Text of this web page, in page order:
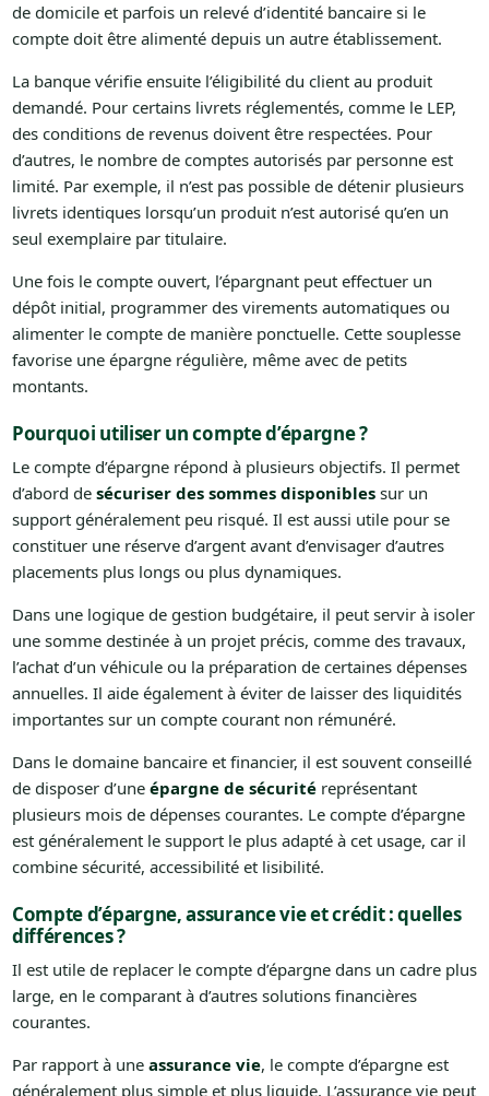
de domicile et parfois un relevé d’identité bancaire si le
compte doit être alimenté depuis un autre établissement.
La banque vérifie ensuite l’éligibilité du client au produit
demandé. Pour certains livrets réglementés, comme le LEP,
des conditions de revenus doivent être respectées. Pour
d’autres, le nombre de comptes autorisés par personne est
limité. Par exemple, il n’est pas possible de détenir plusieurs
livrets identiques lorsqu’un produit n’est autorisé qu’en un
seul exemplaire par titulaire.
Une fois le compte ouvert, l’épargnant peut effectuer un
dépôt initial, programmer des virements automatiques ou
alimenter le compte de manière ponctuelle. Cette souplesse
favorise une épargne régulière, même avec de petits
montants.
Pourquoi utiliser un compte d’épargne ?
Le compte d’épargne répond à plusieurs objectifs. Il permet
d’abord de sécuriser des sommes disponiblessur un
support généralement peu risqué. Il est aussi utile pour se
constituer une réserve d’argent avant d’envisager d’autres
placements plus longs ou plus dynamiques.
Dans une logique de gestion budgétaire, il peut servir à isoler
une somme destinée à un projet précis, comme des travaux,
l’achat d’un véhicule ou la préparation de certaines dépenses
annuelles. Il aide également à éviter de laisser des liquidités
importantes sur un compte courant non rémunéré.
Dans le domaine bancaire et financier, il est souvent conseillé
de disposer d’une épargne de sécuritéreprésentant
plusieurs mois de dépenses courantes. Le compte d’épargne
est généralement le support le plus adapté à cet usage, car il
combine sécurité, accessibilité et lisibilité.
Compte d’épargne, assurance vie et crédit : quelles
différences ?
Il est utile de replacer le compte d’épargne dans un cadre plus
large, en le comparant à d’autres solutions financières
courantes.
Par rapport à une assurance vie, le compte d’épargne est
généralement plus simple et plus liquide. L’assurance vie peut